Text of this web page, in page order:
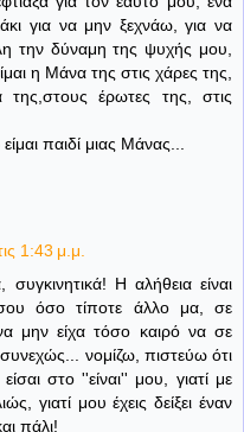
για να μην ξεχνάω, για να
την δύναμη της ψυχής μου,
η Μάνα της στις χάρες της,
έρωτες της, στις
παιδί μιας Μάνας...
1:43 μ.μ.
Η αλήθεια είναι
όσο τίποτε άλλο μα, σε
μην είχα τόσο καιρό να σε
νομίζω, πιστεύω ότι
στο ''είναι'' μου, γιατί με
γιατί μου έχεις δείξει έναν
πάλι!